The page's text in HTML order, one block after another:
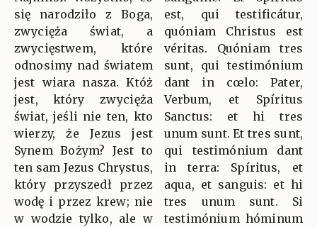
się narodziło z Boga,
zwycięża świat, a
zwycięstwem, które
odnosimy nad światem
jest wiara nasza. Któż
jest, który zwycięża
świat, jeśli nie ten, kto
wierzy, że Jezus jest
Synem Bożym? Jest to
ten sam Jezus Chrystus,
który przyszedł przez
wodę i przez krew; nie
w wodzie tylko, ale w
est, qui testificátur,
quóniam Christus est
véritas. Quóniam tres
sunt, qui testimónium
dant in cœlo: Pater,
Verbum, et Spíritus
Sanctus: et hi tres
unum sunt. Et tres sunt,
qui testimónium dant
in terra: Spíritus, et
aqua, et sanguis: et hi
tres unum sunt. Si
testimónium hóminum